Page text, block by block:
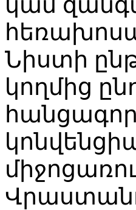
Նիստի
կողմից